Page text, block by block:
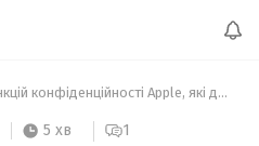
П'ять функцій конфіденційності Apple, які досі не змогли повністю повторити конкуренти
5 хв 1